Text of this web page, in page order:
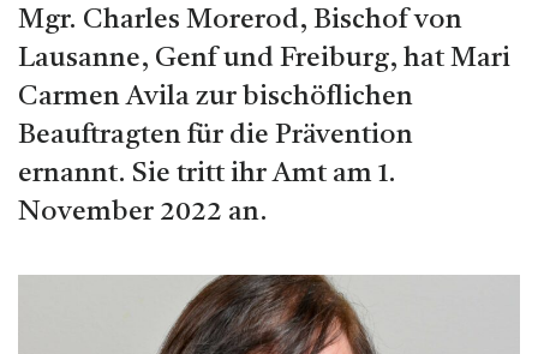
Mgr. Charles Morerod, Bischof von
Lausanne, Genf und Freiburg, hat Mari
Carmen Avila zur bischöflichen
Beauftragten für die Prävention
ernannt. Sie tritt ihr Amt am 1.
November 2022 an.